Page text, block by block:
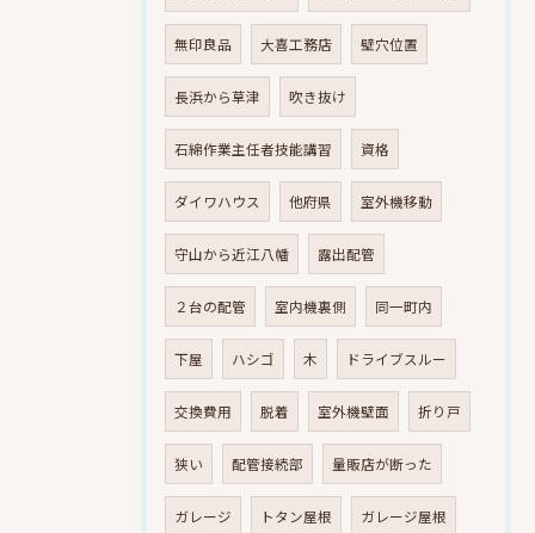
無印良品 大喜工務店 壁穴位置
長浜から草津 吹き抜け
石綿作業主任者技能講習 資格
ダイワハウス 他府県 室外機移動
守山から近江八幡 露出配管
２台の配管 室内機裏側 同一町内
下屋 ハシゴ 木 ドライブスルー
交換費用 脱着 室外機壁面 折り戸
狭い 配管接続部 量販店が断った
ガレージ トタン屋根 ガレージ屋根